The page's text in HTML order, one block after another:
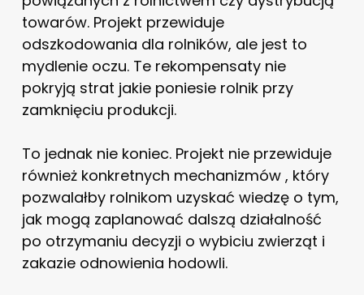
towarów. Projekt przewiduje
odszkodowania dla rolników, ale jest to
mydlenie oczu. Te rekompensaty nie
pokryją strat jakie poniesie rolnik przy
zamknięciu produkcji.
To jednak nie koniec. Projekt nie przewiduje
również konkretnych mechanizmów , który
pozwalałby rolnikom uzyskać wiedzę o tym,
jak mogą zaplanować dalszą działalność
po otrzymaniu decyzji o wybiciu zwierząt i
zakazie odnowienia hodowli.